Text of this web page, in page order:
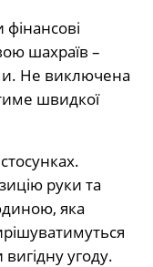
фінансові
шахраїв –
Не виключена
швидкої
руки та
яка
угоду.